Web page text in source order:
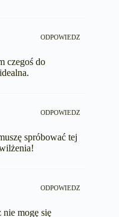
ODPOWIEDZ
czegoś do
ODPOWIEDZ
spróbować tej
ODPOWIEDZ
mogę się